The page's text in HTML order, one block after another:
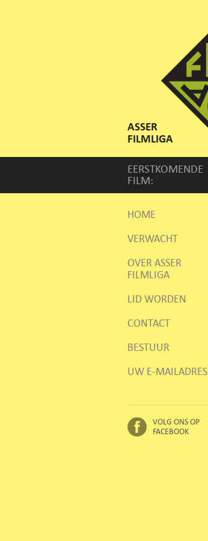
ASSER
FILMLIGA
EERSTKOMENDE
FILM:
HOME
VERWACHT
OVER ASSER
FILMLIGA
LID WORDEN
CONTACT
BESTUUR
UW E-MAILADRES
VOLG ONS OP
FACEBOOK